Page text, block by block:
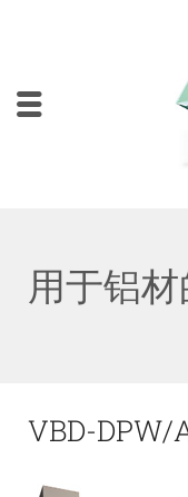
用于铝
VBD-DPW/